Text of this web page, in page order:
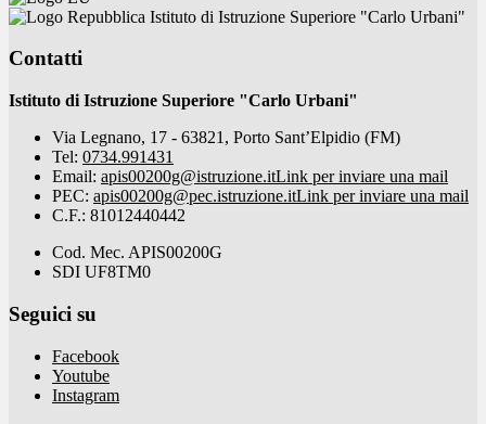
Istituto di Istruzione Superiore "Carlo Urbani"
Contatti
Istituto di Istruzione Superiore "Carlo Urbani"
Via Legnano, 17 - 63821, Porto Sant’Elpidio (FM)
Tel: 0734.991431
Email: apis00200g@istruzione.itLink per inviare una mail
PEC: apis00200g@pec.istruzione.itLink per inviare una mail
C.F.: 81012440442
Cod. Mec. APIS00200G
SDI UF8TM0
Seguici su
Facebook
Youtube
Instagram